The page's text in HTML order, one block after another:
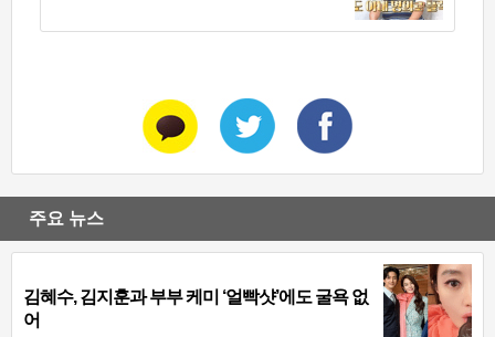
주요 뉴스
김혜수, 김지훈과 부부 케미 ‘얼빡샷’에도 굴욕 없
어